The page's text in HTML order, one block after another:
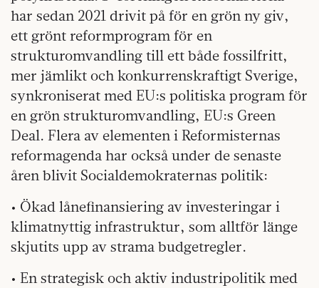
har sedan 2021 drivit på för en grön ny giv,
ett grönt reformprogram för en
strukturomvandling till ett både fossilfritt,
mer jämlikt och konkurrenskraftigt Sverige,
synkroniserat med EU:s politiska program för
en grön strukturomvandling, EU:s Green
Deal. Flera av elementen i Reformisternas
reformagenda har också under de senaste
åren blivit Socialdemokraternas politik:
• Ökad lånefinansiering av investeringar i
klimatnyttig infrastruktur, som alltför länge
skjutits upp av strama budgetregler.
• En strategisk och aktiv industripolitik med